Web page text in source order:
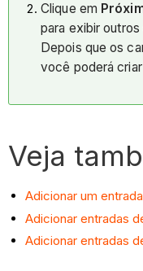
Clique em
para exibir
Depois que os
você poderá
Veja
Adicionar um
Adicionar entradas
Adicionar entradas